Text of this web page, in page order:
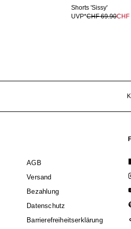
Shorts 'Sissy'
UVP*CHF 69.90CHF
AGB
Versand
Bezahlung
Datenschutz
Barrierefreiheitserklärung